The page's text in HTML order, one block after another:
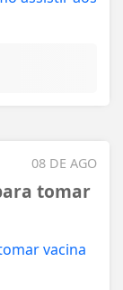
08 DE AGO
tomar